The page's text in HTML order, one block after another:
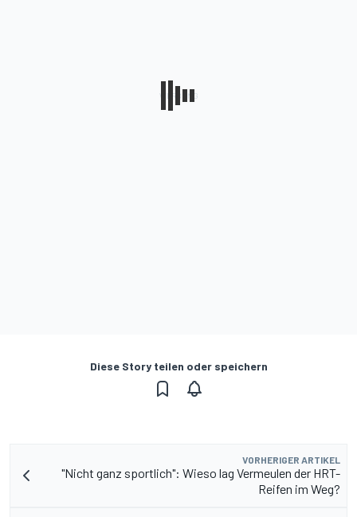
Diese Story teilen oder speichern
VORHERIGER ARTIKEL
"Nicht ganz sportlich": Wieso lag Vermeulen der HRT-
Reifen im Weg?